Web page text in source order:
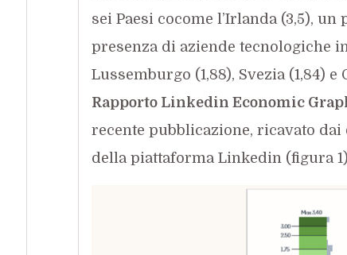
sei Paesi cocome l’Irlanda (3,5),
presenza di aziende tecnologiche
Lussemburgo (1,88), Svezia (1,84)
Rapporto Linkedin Economic
recente pubblicazione, ricavato
della piattaforma Linkedin (figura